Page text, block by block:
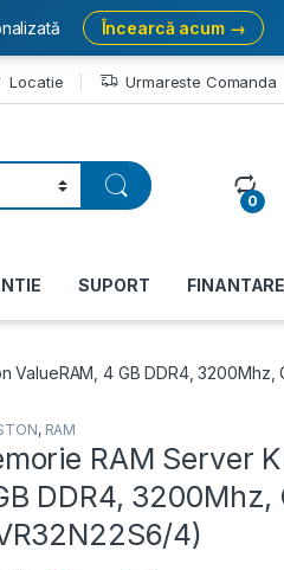
Locatie Urmareste Comanda
0
SUPORT FINANTARE
ValueRAM, 4 GB DDR4, 3200Mhz,
, RAM
RAM Server
DDR4, 3200Mhz,
4)
Încearcă acum →